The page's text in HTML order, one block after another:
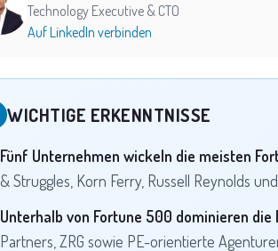
Technology Executive & CTO
Auf LinkedIn verbinden
WICHTIGE ERKENNTNISSE
Fünf Unternehmen wickeln die meisten
& Struggles, Korn Ferry, Russell Reynolds
Unterhalb von Fortune 500 dominieren
Partners, ZRG sowie PE-orientierte